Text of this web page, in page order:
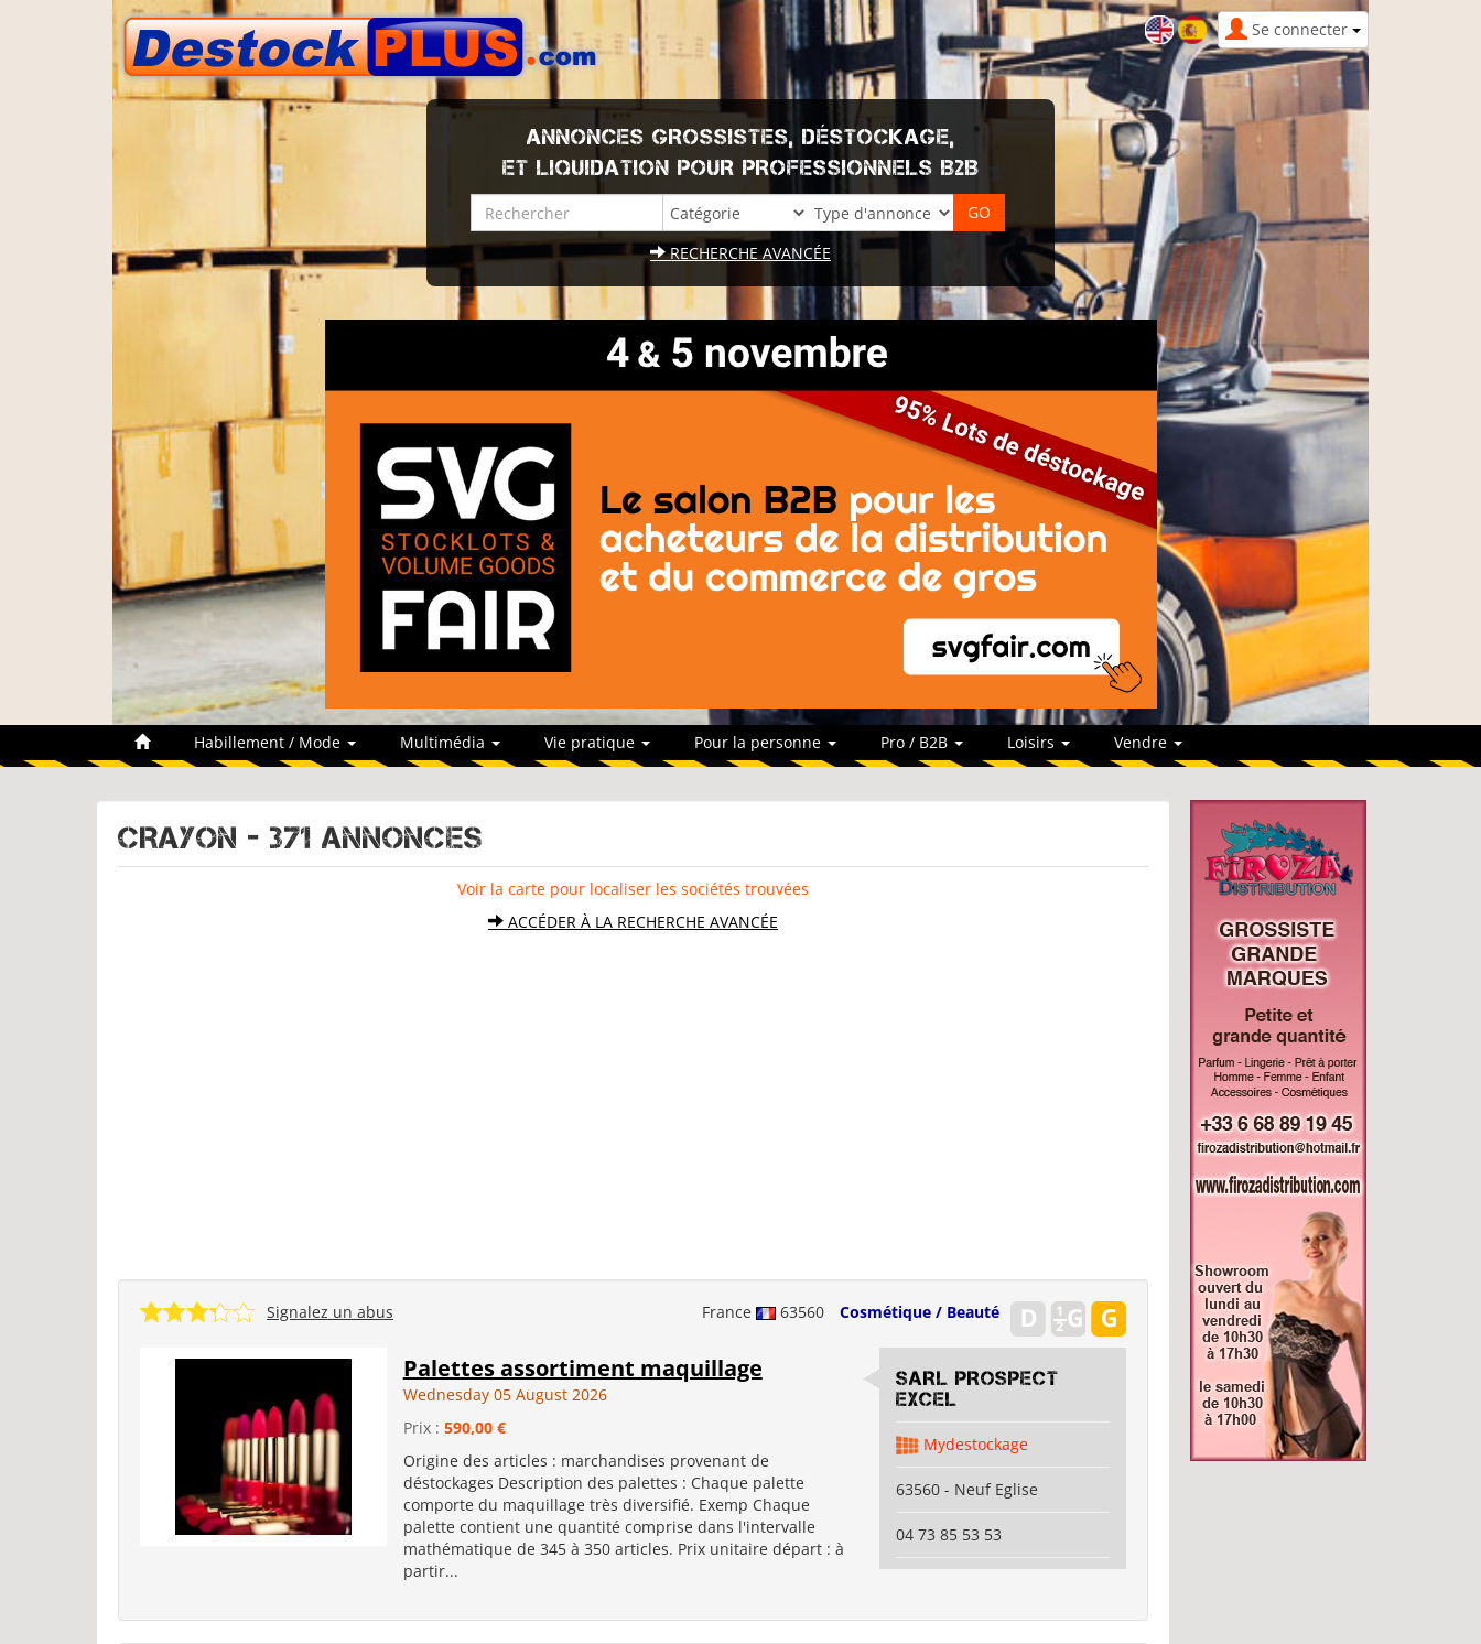
Se connecter
ANNONCES GROSSISTES, DÉSTOCKAGE,
ET LIQUIDATION POUR PROFESSIONNELS B2B
RECHERCHE AVANCÉE
Habillement / Mode Multimédia Vie pratique Pour la personne Pro / B2B Loisirs Vendre
CRAYON - 371 Annonces
Voir la carte pour localiser les sociétés trouvées
ACCÉDER À LA RECHERCHE AVANCÉE
France 63560 Cosmétique / Beauté
Signalez un abus
Palettes assortiment maquillage
Wednesday 05 August 2026
Prix : 590,00 €
Origine des articles : marchandises provenant de
déstockages Description des palettes : Chaque palette
comporte du maquillage très diversifié. Exemp Chaque
palette contient une quantité comprise dans l'intervalle
mathématique de 345 à 350 articles. Prix unitaire départ : à
partir...
SARL PROSPECT
EXCEL
Mydestockage
63560 - Neuf Eglise
04 73 85 53 53